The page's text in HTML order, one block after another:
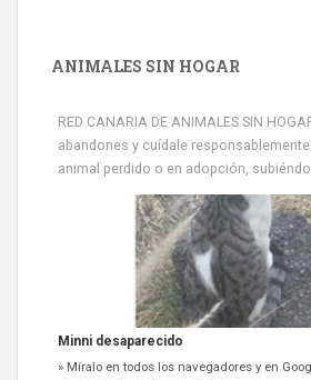
ANIMALES SIN HOGAR
RED CANARIA DE ANIMALES SIN
abandones y cuídale
animal perdido o en adopción,
Siami Perdida
Se llama Siami,es hembra de 4